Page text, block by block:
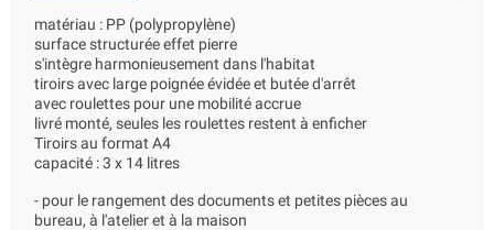
matériau : PP (polypropylène)
surface structurée effet pierre
s'intègre harmonieusement dans l'habitat
tiroirs avec large poignée évidée et butée d'arrêt
avec roulettes pour une mobilité accrue
livré monté, seules les roulettes restent à enficher
Tiroirs au format A4
capacité : 3 x 14 litres
- pour le rangement des documents et petites pièces au
bureau, à l'atelier et à la maison